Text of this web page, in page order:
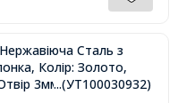
Сталь з
Колір: Золото,
3мм,...(УТ100030932)